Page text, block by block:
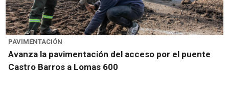
PAVIMENTACIÓN
Avanza la pavimentación del acceso por el puente
Castro Barros a Lomas 600